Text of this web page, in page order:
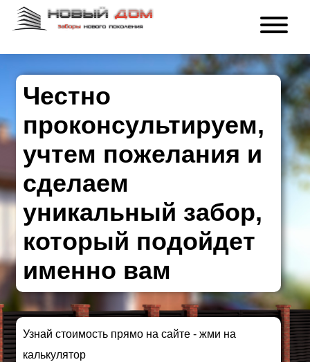
Честно
проконсультируем,
учтем пожелания и
сделаем
уникальный забор,
который подойдет
именно вам
Узнай стоимость прямо на сайте - жми на
калькулятор